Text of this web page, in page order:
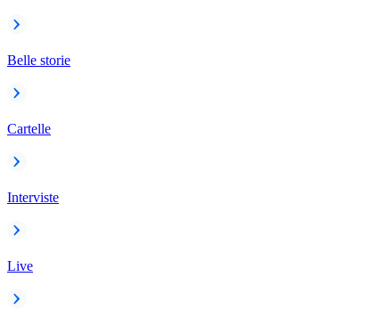
Belle storie
Cartelle
Interviste
Live